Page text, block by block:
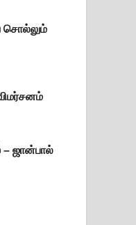
சொல்லும்
ஜான்பால்